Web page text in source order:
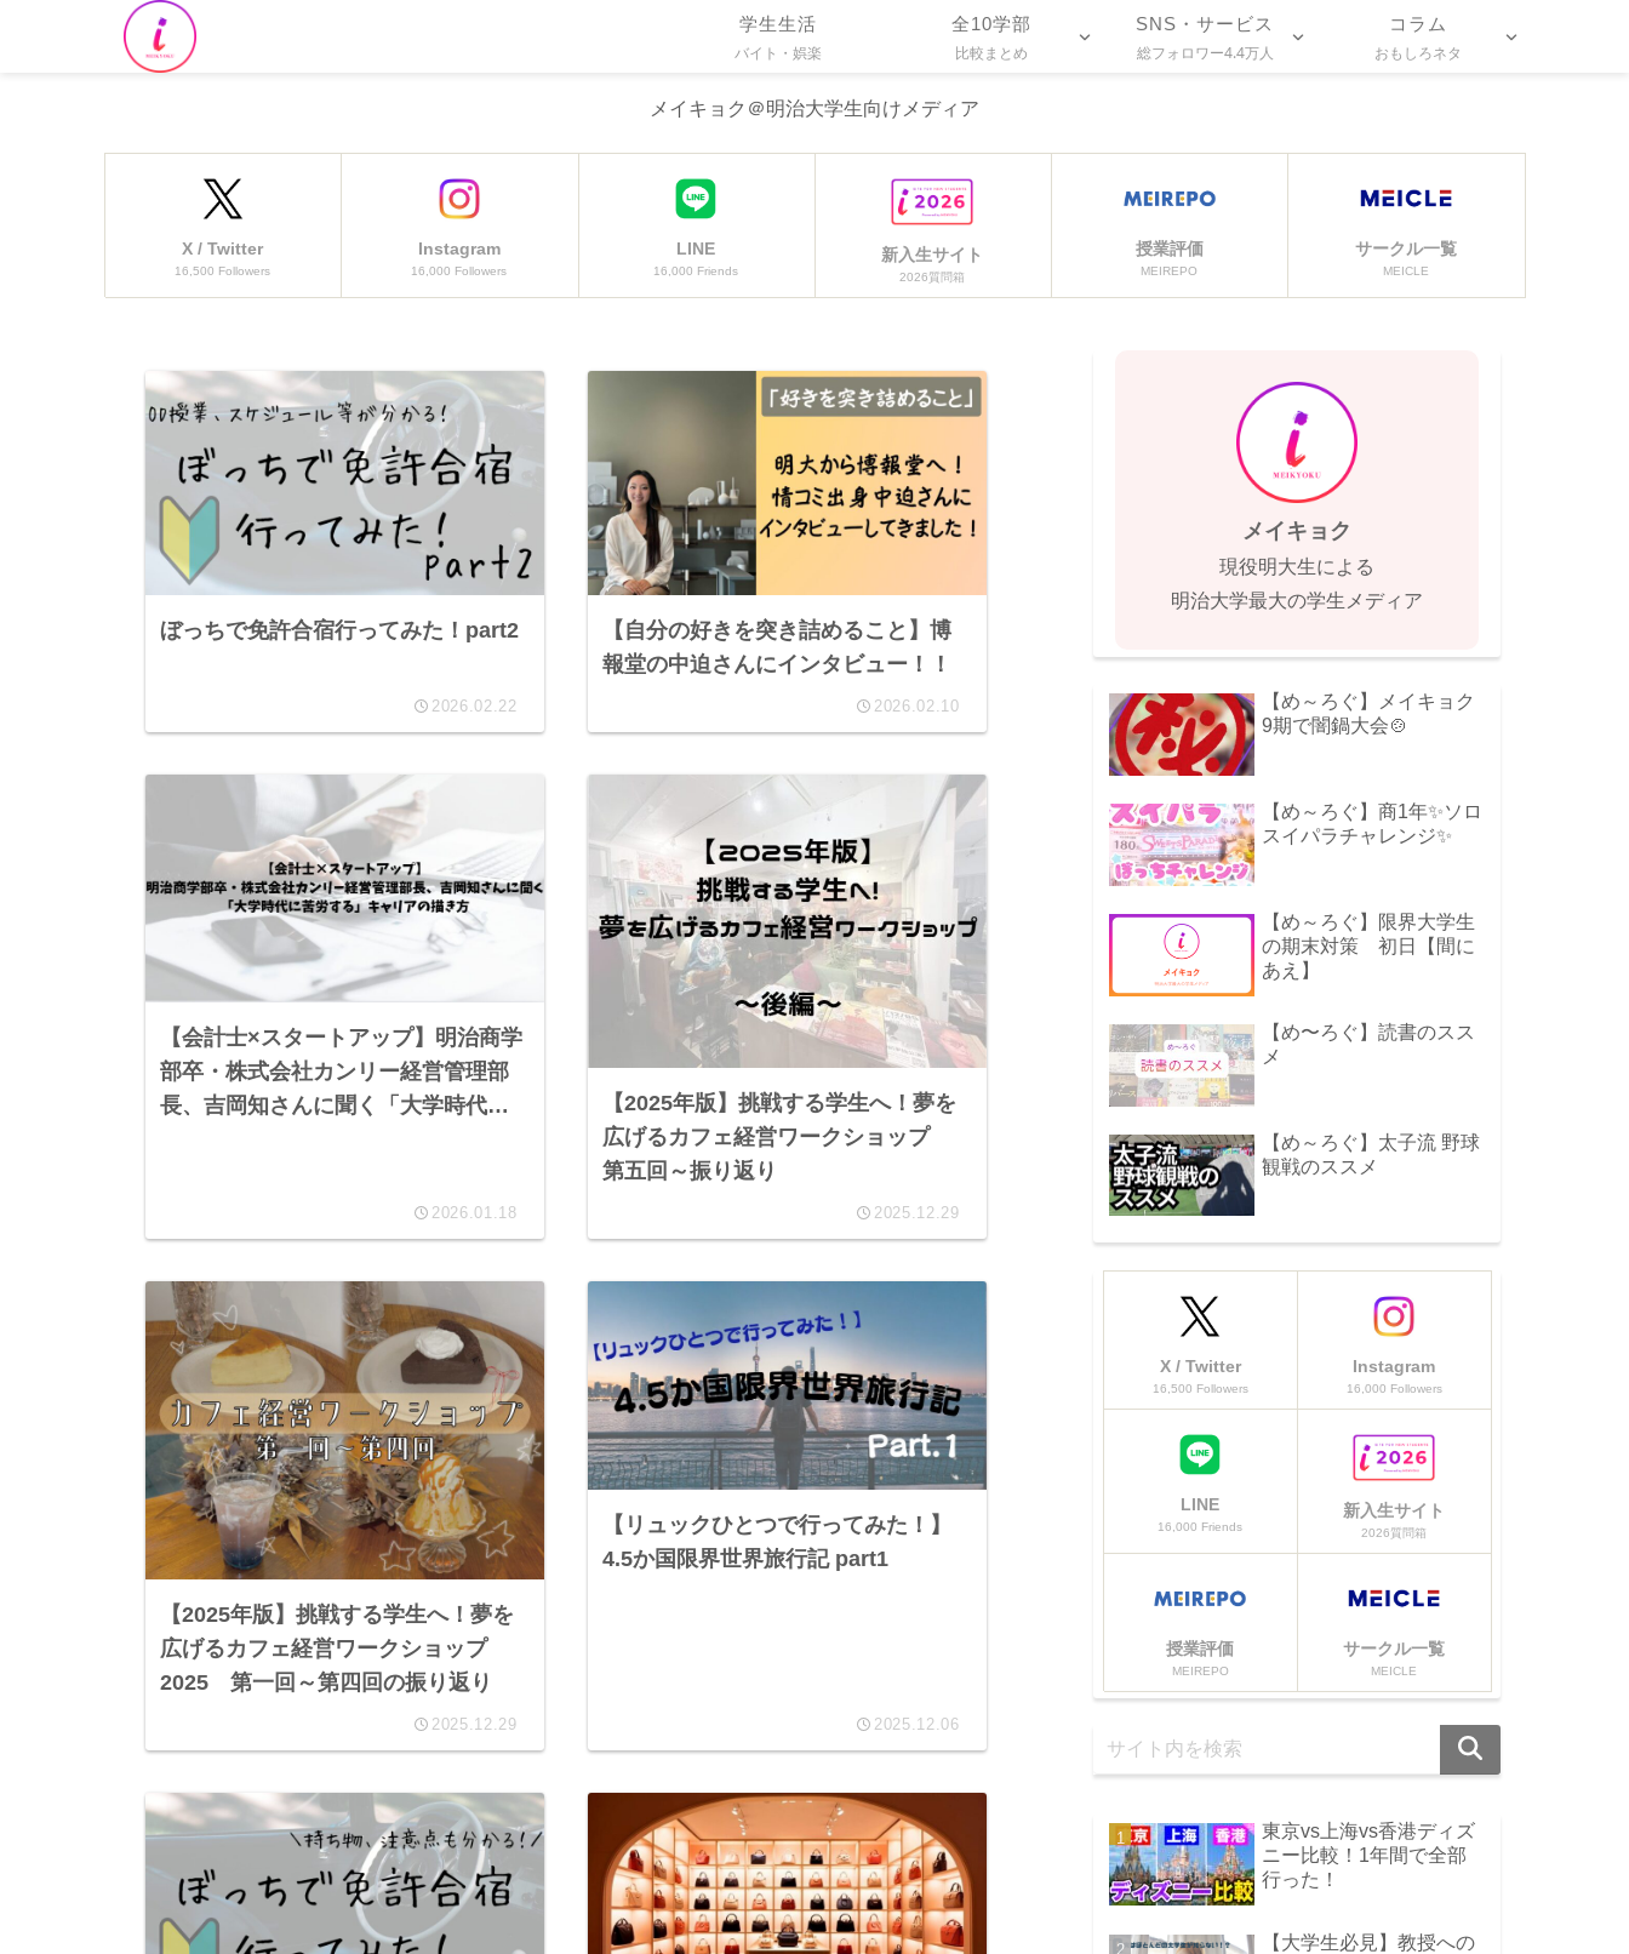
学生生活
バイト・娯楽
全10学部
比較まとめ
SNS・サービス
総フォロワー4.4万人
コラム
おもしろネタ
メイキョク＠明治大学生向けメディア
X / Twitter
16,500 Followers
Instagram
16,000 Followers
LINE
16,000 Friends
新入生サイト
2026質問箱
授業評価
MEIREPO
サークル一覧
MEICLE
ぼっちで免許合宿行ってみた！part2
2026.02.22
【自分の好きを突き詰めること】博
報堂の中迫さんにインタビュー！！
2026.02.10
【会計士×スタートアップ】明治商学
部卒・株式会社カンリー経営管理部
長、吉岡知さんに聞く「大学時代に
2026.01.18
【2025年版】挑戦する学生へ！夢を
広げるカフェ経営ワークショップ
第五回～振り返り
2025.12.29
【2025年版】挑戦する学生へ！夢を
広げるカフェ経営ワークショップ
2025 第一回～第四回の振り返り
2025.12.29
【リュックひとつで行ってみた！】
4.5か国限界世界旅行記 part1
2025.12.06
メイキョク
現役明大生による
明治大学最大の学生メディア
【め～ろぐ】メイキョク
9期で闇鍋大会🍲
【め～ろぐ】商1年✨ソロ
スイパラチャレンジ✨
【め～ろぐ】限界大学生
の期末対策 初日【間に
あえ】
【め〜ろぐ】読書のスス
メ
【め～ろぐ】太子流 野球
観戦のススメ
X / Twitter
16,500 Followers
Instagram
16,000 Followers
LINE
16,000 Friends
新入生サイト
2026質問箱
授業評価
MEIREPO
サークル一覧
MEICLE
東京vs上海vs香港ディズ
ニー比較！1年間で全部
行った！
【大学生必見】教授への